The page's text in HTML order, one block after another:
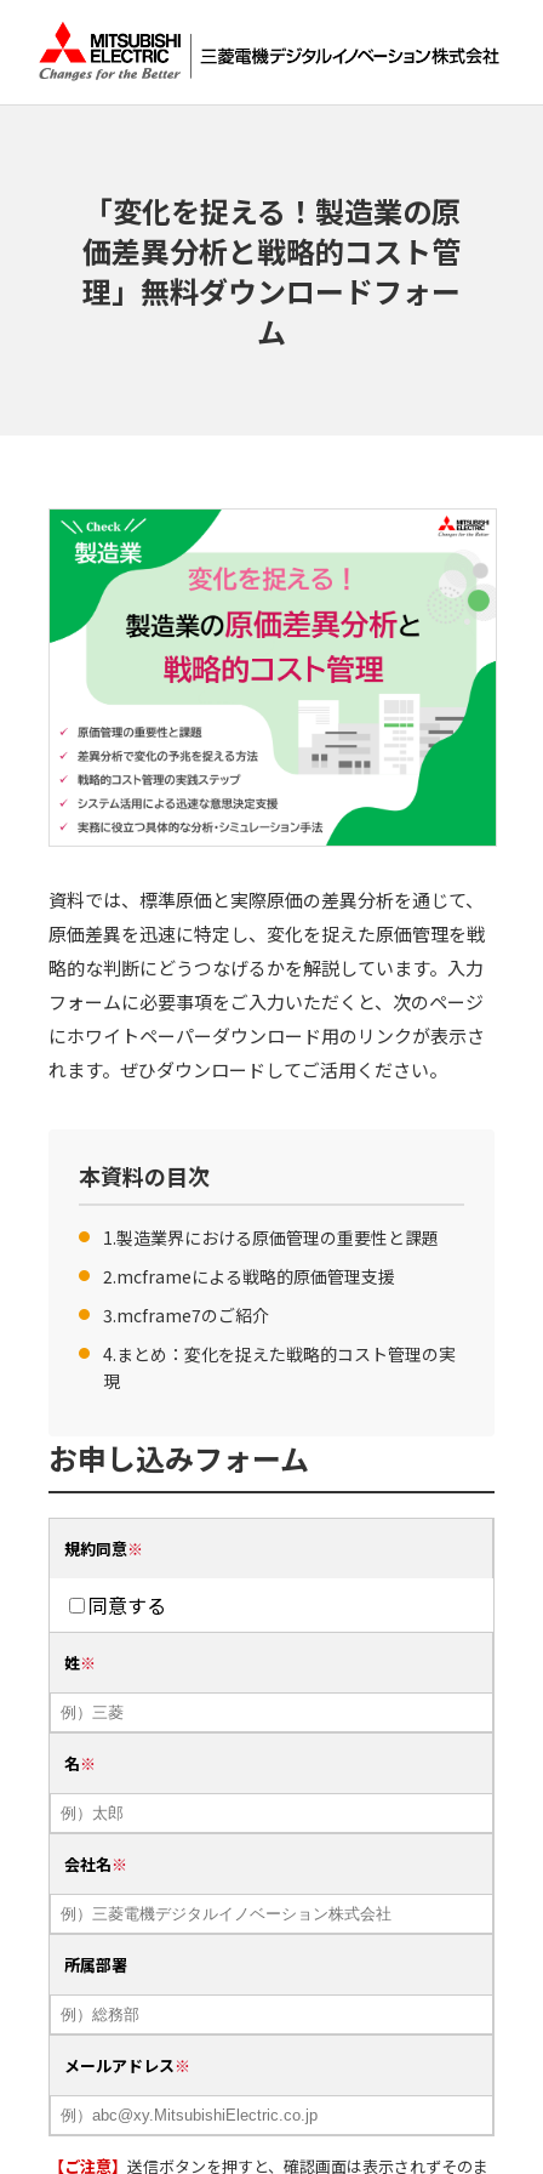
「変化を捉える！製造業の原
価差異分析と戦略的コスト管
理」無料ダウンロードフォー
ム
資料では、標準原価と実際原価の差異分析を通じて、
原価差異を迅速に特定し、変化を捉えた原価管理を戦
略的な判断にどうつなげるかを解説しています。入力
フォームに必要事項をご入力いただくと、次のページ
にホワイトペーパーダウンロード用のリンクが表示さ
れます。ぜひダウンロードしてご活用ください。
本資料の目次
1.製造業界における原価管理の重要性と課題
2.mcframeによる戦略的原価管理支援
3.mcframe7のご紹介
4.まとめ：変化を捉えた戦略的コスト管理の実
現
お申し込みフォーム
規約同意
同意する
姓
名
会社名
所属部署
メールアドレス
【ご注意】 送信ボタンを押すと、確認画面は表示されずそのま